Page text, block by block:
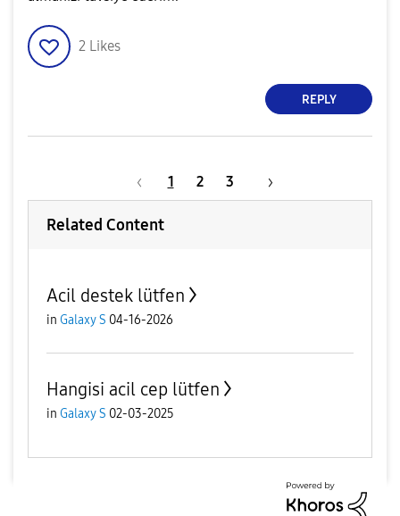
2 Likes
REPLY
1 2 3
Related Content
Acil destek lütfen
in Galaxy S 04-16-2026
Hangisi acil cep lütfen
in Galaxy S 02-03-2025